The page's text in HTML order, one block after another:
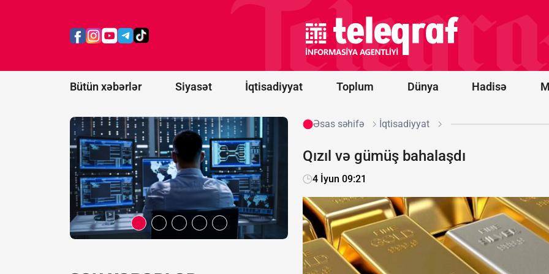
Bütün xəbərlər Siyasət İqtisadiyyat Toplum Dünya Hadisə
Komandanlığında
araşdırılır
Ərəbistanına
hücumu
nəticəsində
11 mülki
şəxs
Əsas səhifə İqtisadiyyat
Qızıl və gümüş bahalaşdı
4 İyun 09:21